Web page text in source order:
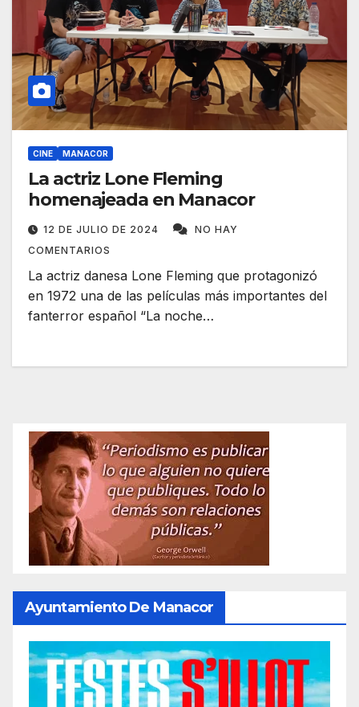
CINE MANACOR
La actriz Lone Fleming
homenajeada en Manacor
12 DE JULIO DE 2024
NO HAY
COMENTARIOS
La actriz danesa Lone Fleming que protagonizó
en 1972 una de las películas más importantes del
fanterror español “La noche…
Ayuntamiento De Manacor